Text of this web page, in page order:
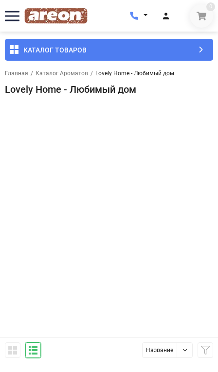
0
КАТАЛОГ ТОВАРОВ
Главная / Каталог Ароматов / Lovely Home - Любимый дом
Lovely Home - Любимый дом
Название